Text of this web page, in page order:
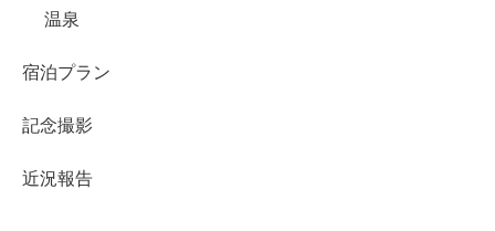
温泉
宿泊プラン
記念撮影
近況報告